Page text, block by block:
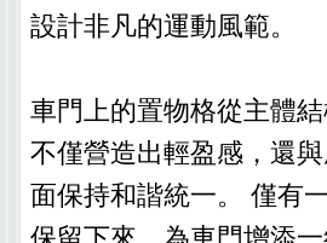
設計非凡的運動風範。
車門上的置物格從主體
不僅營造出輕盈感，還
面保持和諧統一。 僅有